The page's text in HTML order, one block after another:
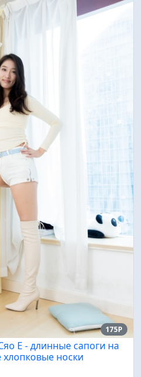
175P
Е - длинные сапоги на
носки